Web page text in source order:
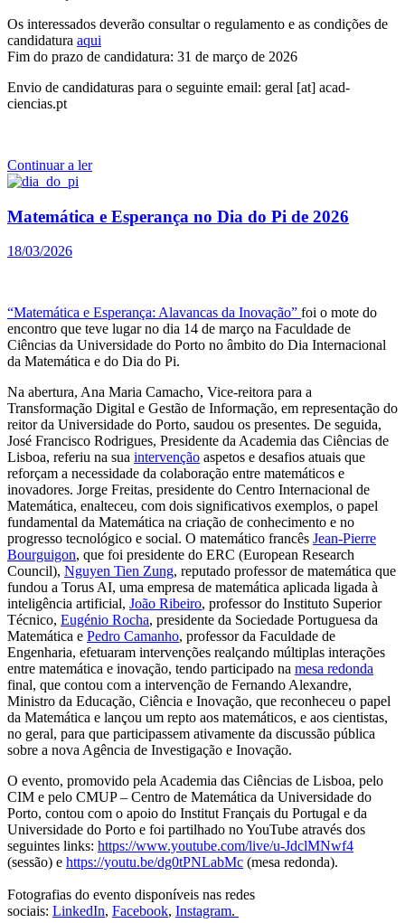
Os interessados deverão consultar o regulamento e as condições de
candidatura aqui
Fim do prazo de candidatura: 31 de março de 2026
Envio de candidaturas para o seguinte email: geral [at] acad-
ciencias.pt
Continuar a ler
Matemática e Esperança no Dia do Pi de 2026
18/03/2026
“Matemática e Esperança: Alavancas da Inovação” foi o mote do
encontro que teve lugar no dia 14 de março na Faculdade de
Ciências da Universidade do Porto no âmbito do Dia Internacional
da Matemática e do Dia do Pi.
Na abertura, Ana Maria Camacho, Vice-reitora para a
Transformação Digital e Gestão de Informação, em representação do
reitor da Universidade do Porto, saudou os presentes. De seguida,
José Francisco Rodrigues, Presidente da Academia das Ciências de
Lisboa, referiu na sua intervenção aspetos e desafios atuais que
reforçam a necessidade da colaboração entre matemáticos e
inovadores. Jorge Freitas, presidente do Centro Internacional de
Matemática, enalteceu, com dois significativos exemplos, o papel
fundamental da Matemática na criação de conhecimento e no
progresso tecnológico e social. O matemático francês Jean-Pierre
Bourguigon, que foi presidente do ERC (European Research
Council), Nguyen Tien Zung, reputado professor de matemática que
fundou a Torus AI, uma empresa de matemática aplicada ligada à
inteligência artificial, João Ribeiro, professor do Instituto Superior
Técnico, Eugénio Rocha, presidente da Sociedade Portuguesa da
Matemática e Pedro Camanho, professor da Faculdade de
Engenharia, efetuaram intervenções realçando múltiplas interações
entre matemática e inovação, tendo participado na mesa redonda
final, que contou com a intervenção de Fernando Alexandre,
Ministro da Educação, Ciência e Inovação, que reconheceu o papel
da Matemática e lançou um repto aos matemáticos, e aos cientistas,
no geral, para que participassem ativamente da discussão pública
sobre a nova Agência de Investigação e Inovação.
O evento, promovido pela Academia das Ciências de Lisboa, pelo
CIM e pelo CMUP – Centro de Matemática da Universidade do
Porto, contou com o apoio do Institut Français du Portugal e da
Universidade do Porto e foi partilhado no YouTube através dos
seguintes links: https://www.youtube.com/live/u-JdclMNwf4
(sessão) e https://youtu.be/dg0tPNLabMc (mesa redonda).
Fotografias do evento disponíveis nas redes
sociais: LinkedIn, Facebook, Instagram.